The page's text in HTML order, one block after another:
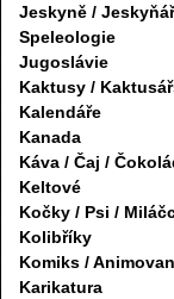
Jeskyně /
Speleologie
Jugoslávie
Kaktusy /
Kalendáře
Kanada
Káva / Čaj /
Keltové
Kočky / Psi /
Kolibříky
Komiks /
Karikatura